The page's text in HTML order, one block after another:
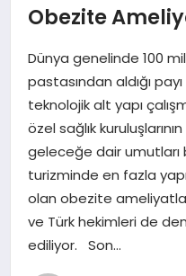
EĞITIM
GÜNDEM
SPOR
EKONOMI
MAGAZIN
OTOMOBIL
Obezite
Dünya genelinde 100
pastasından aldığı
teknolojik alt yapı
özel sağlık
geleceğe dair umutları
turizminde en fazla
olan obezite
ve Türk hekimleri de
ediliyor. Son…